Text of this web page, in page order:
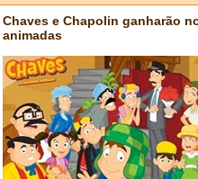
Chaves e Chapolin ganharão
animadas